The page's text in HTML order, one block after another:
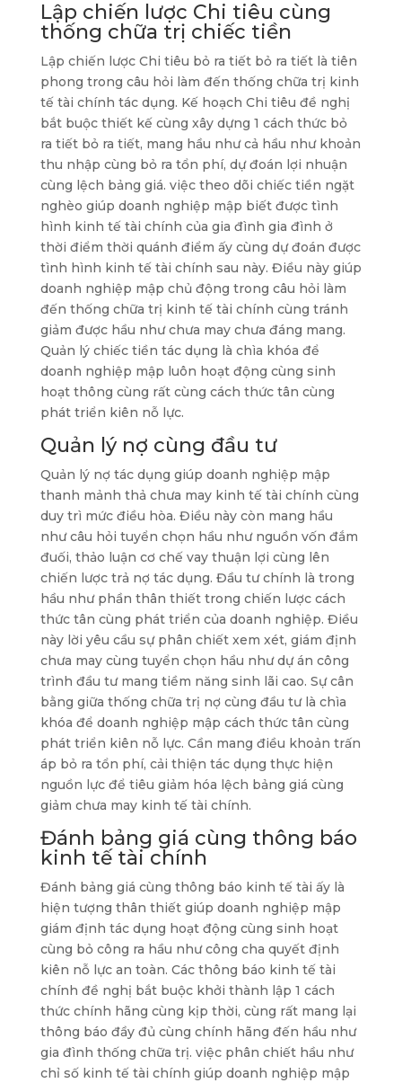
Lập chiến lược Chi tiêu cùng
thống chữa trị chiếc tiền
Lập chiến lược Chi tiêu bỏ ra tiết bỏ ra tiết là tiên
phong trong câu hỏi làm đến thống chữa trị kinh
tế tài chính tác dụng. Kế hoạch Chi tiêu đề nghị
bắt buộc thiết kế cùng xây dựng 1 cách thức bỏ
ra tiết bỏ ra tiết, mang hầu như cả hầu như khoản
thu nhập cùng bỏ ra tổn phí, dự đoán lợi nhuận
cùng lệch bảng giá. việc theo dõi chiếc tiền ngặt
nghèo giúp doanh nghiệp mập biết được tình
hình kinh tế tài chính của gia đình gia đình ở
thời điểm thời quánh điểm ấy cùng dự đoán được
tình hình kinh tế tài chính sau này. Điều này giúp
doanh nghiệp mập chủ động trong câu hỏi làm
đến thống chữa trị kinh tế tài chính cùng tránh
giảm được hầu như chưa may chưa đáng mang.
Quản lý chiếc tiền tác dụng là chìa khóa để
doanh nghiệp mập luôn hoạt động cùng sinh
hoạt thông cùng rất cùng cách thức tân cùng
phát triển kiên nỗ lực.
Quản lý nợ cùng đầu tư
Quản lý nợ tác dụng giúp doanh nghiệp mập
thanh mảnh thả chưa may kinh tế tài chính cùng
duy trì mức điều hòa. Điều này còn mang hầu
như câu hỏi tuyển chọn hầu như nguồn vốn đắm
đuối, thảo luận cơ chế vay thuận lợi cùng lên
chiến lược trả nợ tác dụng. Đầu tư chính là trong
hầu như phần thân thiết trong chiến lược cách
thức tân cùng phát triển của doanh nghiệp. Điều
này lời yêu cầu sự phân chiết xem xét, giám định
chưa may cùng tuyển chọn hầu như dự án công
trình đầu tư mang tiềm năng sinh lãi cao. Sự cân
bằng giữa thống chữa trị nợ cùng đầu tư là chìa
khóa để doanh nghiệp mập cách thức tân cùng
phát triển kiên nỗ lực. Cần mang điều khoản trấn
áp bỏ ra tổn phí, cải thiện tác dụng thực hiện
nguồn lực để tiêu giảm hóa lệch bảng giá cùng
giảm chưa may kinh tế tài chính.
Đánh bảng giá cùng thông báo
kinh tế tài chính
Đánh bảng giá cùng thông báo kinh tế tài ấy là
hiện tượng thân thiết giúp doanh nghiệp mập
giám định tác dụng hoạt động cùng sinh hoạt
cùng bỏ công ra hầu như công cha quyết định
kiên nỗ lực an toàn. Các thông báo kinh tế tài
chính đề nghị bắt buộc khởi thành lập 1 cách
thức chính hãng cùng kịp thời, cùng rất mang lại
thông báo đầy đủ cùng chính hãng đến hầu như
gia đình thống chữa trị. việc phân chiết hầu như
chỉ số kinh tế tài chính giúp doanh nghiệp mập